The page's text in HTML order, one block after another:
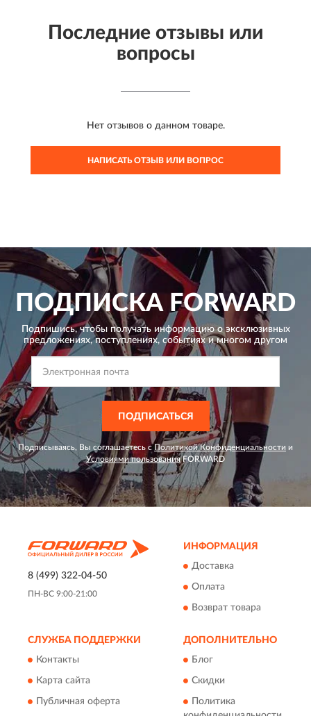
Последние отзывы или
вопросы
Нет отзывов о данном товаре.
НАПИСАТЬ ОТЗЫВ ИЛИ ВОПРОС
ПОДПИСКА FORWARD
Подпишись, чтобы получать информацию о эксклюзивных
предложениях,поступлениях, событиях и многом другом
ПОДПИСАТЬСЯ
Подписываясь, Вы соглашаетесь сПолитикой Конфиденциальности и
Условиями пользованияFORWARD
8 (499) 322-04-50
ПН-ВС 9:00-21:00
ИНФОРМАЦИЯ
Доставка
Оплата
Возврат товара
СЛУЖБА ПОДДЕРЖКИ
Контакты
Карта сайта
Публичная оферта
ДОПОЛНИТЕЛЬНО
Блог
Скидки
Политика